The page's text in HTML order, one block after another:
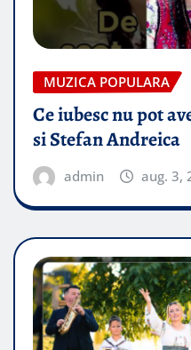
MUZICA POPULARA
Ce iubesc nu pot
si Stefan Andreica
admin aug. 3,